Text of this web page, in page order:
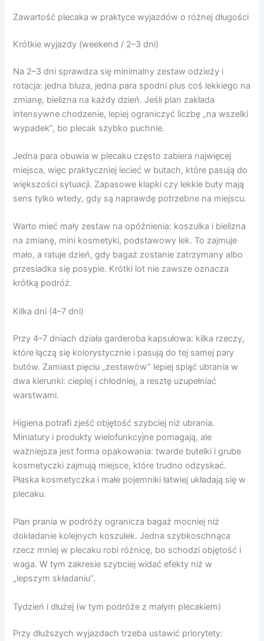
Zawartość plecaka w praktyce wyjazdów o różnej długości
Krótkie wyjazdy (weekend / 2–3 dni)
Na 2–3 dni sprawdza się minimalny zestaw odzieży i
rotacja: jedna bluza, jedna para spodni plus coś lekkiego na
zmianę, bielizna na każdy dzień. Jeśli plan zakłada
intensywne chodzenie, lepiej ograniczyć liczbę „na wszelki
wypadek”, bo plecak szybko puchnie.
Jedna para obuwia w plecaku często zabiera najwięcej
miejsca, więc praktyczniej lecieć w butach, które pasują do
większości sytuacji. Zapasowe klapki czy lekkie buty mają
sens tylko wtedy, gdy są naprawdę potrzebne na miejscu.
Warto mieć mały zestaw na opóźnienia: koszulka i bielizna
na zmianę, mini kosmetyki, podstawowy lek. To zajmuje
mało, a ratuje dzień, gdy bagaż zostanie zatrzymany albo
przesiadka się posypie. Krótki lot nie zawsze oznacza
krótką podróż.
Kilka dni (4–7 dni)
Przy 4–7 dniach działa garderoba kapsułowa: kilka rzeczy,
które łączą się kolorystycznie i pasują do tej samej pary
butów. Zamiast pięciu „zestawów” lepiej spiąć ubrania w
dwa kierunki: cieplej i chłodniej, a resztę uzupełniać
warstwami.
Higiena potrafi zjeść objętość szybciej niż ubrania.
Miniatury i produkty wielofunkcyjne pomagają, ale
ważniejsza jest forma opakowania: twarde butelki i grube
kosmetyczki zajmują miejsce, które trudno odzyskać.
Płaska kosmetyczka i małe pojemniki łatwiej układają się w
plecaku.
Plan prania w podróży ogranicza bagaż mocniej niż
dokładanie kolejnych koszulek. Jedna szybkoschnąca
rzecz mniej w plecaku robi różnicę, bo schodzi objętość i
waga. W tym zakresie szybciej widać efekty niż w
„lepszym składaniu”.
Tydzień i dłużej (w tym podróże z małym plecakiem)
Przy dłuższych wyjazdach trzeba ustawić priorytety: